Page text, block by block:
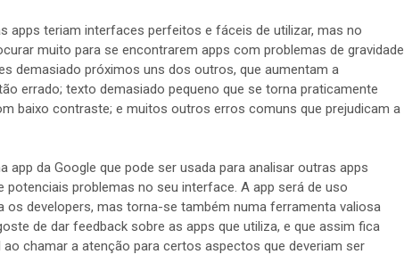
apps teriam interfaces perfeitos e fáceis de utilizar, mas no
muito para se encontrarem apps com problemas de gravidade
demasiado próximos uns dos outros, que aumentam a
errado; texto demasiado pequeno que se torna praticamente
baixo contraste; e muitos outros erros comuns que prejudicam a
app da Google que pode ser usada para analisar outras apps
potenciais problemas no seu interface. A app será de uso
os developers, mas torna-se também numa ferramenta valiosa
de dar feedback sobre as apps que utiliza, e que assim fica
chamar a atenção para certos aspectos que deveriam ser